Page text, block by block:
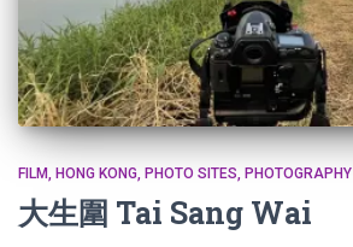
FILM HONG KONG PHOTO SITES PHOTOGRAPHY
大生圍 Tai Sang Wai